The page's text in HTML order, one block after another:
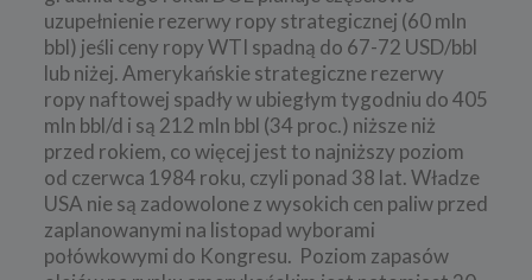
uzupełnienie rezerwy ropy strategicznej (60 mln
bbl) jeśli ceny ropy WTI spadną do 67-72 USD/bbl
lub niżej. Amerykańskie strategiczne rezerwy
ropy naftowej spadły w ubiegłym tygodniu do 405
mln bbl/d i są 212 mln bbl (34 proc.) niższe niż
przed rokiem, co więcej jest to najniższy poziom
od czerwca 1984 roku, czyli ponad 38 lat. Władze
USA nie są zadowolone z wysokich cen paliw przed
zaplanowanymi na listopad wyborami
połówkowymi do Kongresu. Poziom zapasów